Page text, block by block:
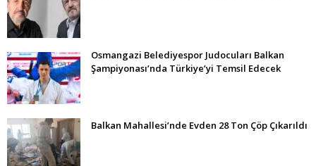
Osmangazi Belediyespor Judocuları Balkan
Şampiyonası’nda Türkiye’yi Temsil Edecek
Balkan Mahallesi’nde Evden 28 Ton Çöp Çıkarıldı